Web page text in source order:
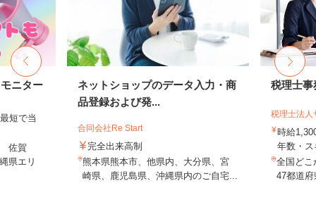
ニター
短で当
佐賀
県エリ
ネットショップのデータ入力・商
品登録および発...
合同会社Re Start
完全出来高制
熊本県熊本市、他県内、大分県、宮
崎県、鹿児島県、沖縄県内のご自宅...
税理士事
税理士法人
時給
年数・
全国どこ
47都道